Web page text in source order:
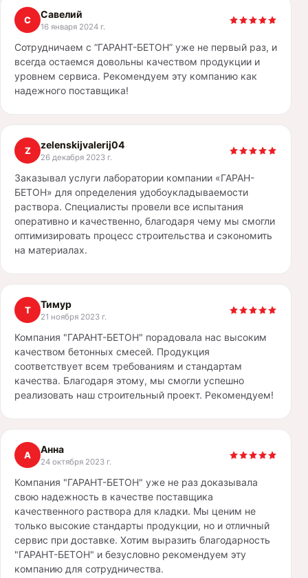
С Савелий
16 января 2024 г.
Сотрудничаем с “ГАРАНТ-БЕТОН” уже не первый раз, и
всегда остаемся довольны качеством продукции и
уровнем сервиса. Рекомендуем эту компанию как
надежного поставщика!
Z zelenskijvalerij04
26 декабря 2023 г.
Заказывал услуги лаборатории компании «ГАРАН-
БЕТОН» для определения удобоукладываемости
раствора. Специалисты провели все испытания
оперативно и качественно, благодаря чему мы смогли
оптимизировать процесс строительства и сэкономить
на материалах.
Т Тимур
21 ноября 2023 г.
Компания "ГАРАНТ-БЕТОН" порадовала нас высоким
качеством бетонных смесей. Продукция
соответствует всем требованиям и стандартам
качества. Благодаря этому, мы смогли успешно
реализовать наш строительный проект. Рекомендуем!
А Анна
24 октября 2023 г.
Компания "ГАРАНТ-БЕТОН" уже не раз доказывала
свою надежность в качестве поставщика
качественного раствора для кладки. Мы ценим не
только высокие стандарты продукции, но и отличный
сервис при доставке. Хотим выразить благодарность
"ГАРАНТ-БЕТОН" и безусловно рекомендуем эту
компанию для сотрудничества.